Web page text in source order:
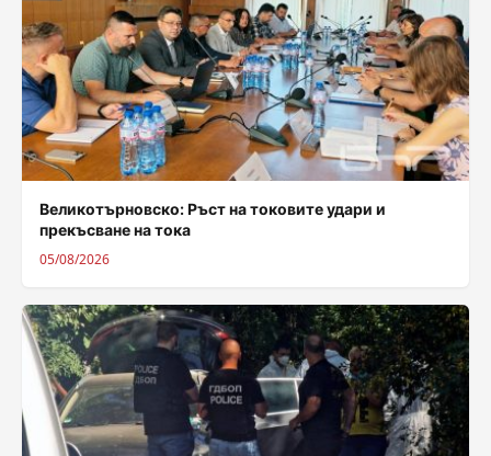
Великотърновско: Ръст на токовите удари и
прекъсване на тока
05/08/2026